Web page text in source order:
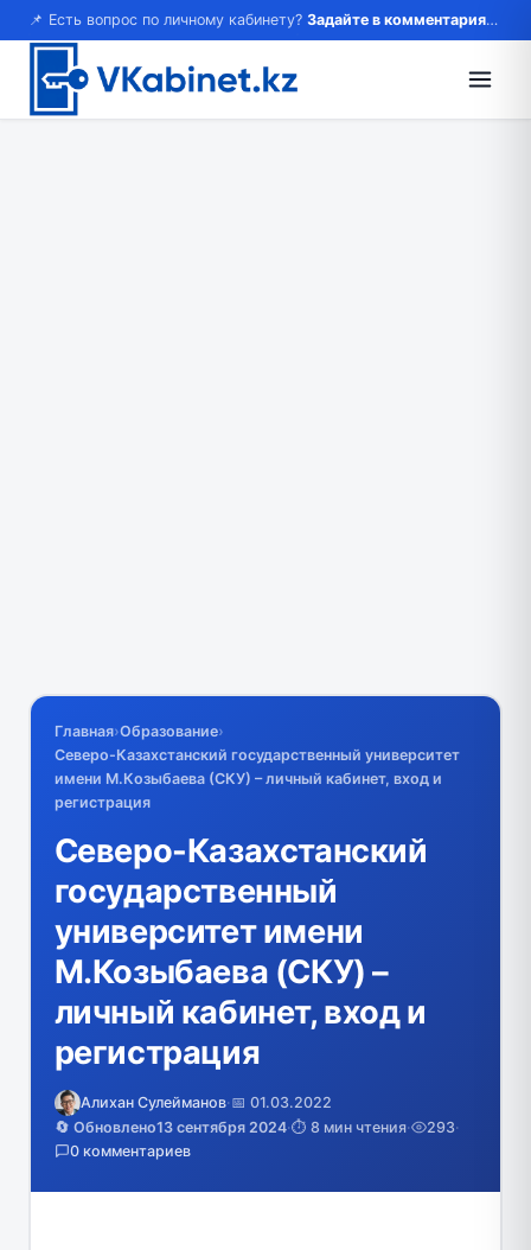
📌 Есть вопрос по личному кабинету? Задайте в комментариях — ответим!
Главная›Образование›
Северо-Казахстанский государственный университет
имени М.Козыбаева (СКУ) – личный кабинет, вход и
регистрация
Северо-Казахстанский
государственный
университет имени
М.Козыбаева (СКУ) –
личный кабинет, вход и
регистрация
Алихан Сулейманов·📅 01.03.2022
🔄 Обновлено13 сентября 2024·⏱️ 8 мин чтения· 293·
0 комментариев